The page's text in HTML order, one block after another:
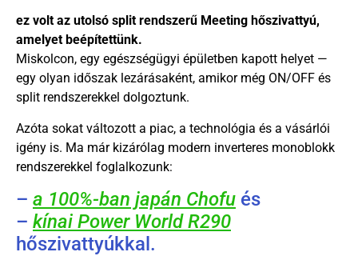
ez volt az utolsó split rendszerű Meeting hőszivattyú,
amelyet beépítettünk.
Miskolcon, egy egészségügyi épületben kapott helyet —
egy olyan időszak lezárásaként, amikor még ON/OFF és
split rendszerekkel dolgoztunk.
Azóta sokat változott a piac, a technológia és a vásárlói
igény is. Ma már kizárólag modern inverteres monoblokk
rendszerekkel foglalkozunk:
– a 100%-ban japán Chofu és
– kínai Power World R290
hőszivattyúkkal.